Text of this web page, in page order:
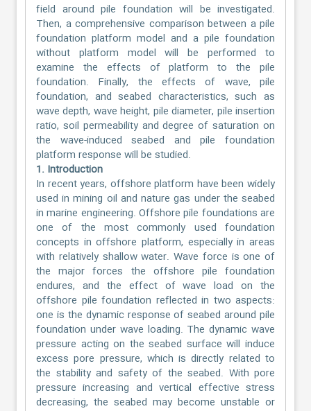
field around pile foundation will be investigated.
Then, a comprehensive comparison between a pile
foundation platform model and a pile foundation
without platform model will be performed to
examine the effects of platform to the pile
foundation. Finally, the effects of wave, pile
foundation, and seabed characteristics, such as
wave depth, wave height, pile diameter, pile insertion
ratio, soil permeability and degree of saturation on
the wave-induced seabed and pile foundation
platform response will be studied.
1. Introduction
In recent years, offshore platform have been widely
used in mining oil and nature gas under the seabed
in marine engineering. Offshore pile foundations are
one of the most commonly used foundation
concepts in offshore platform, especially in areas
with relatively shallow water. Wave force is one of
the major forces the offshore pile foundation
endures, and the effect of wave load on the
offshore pile foundation reflected in two aspects:
one is the dynamic response of seabed around pile
foundation under wave loading. The dynamic wave
pressure acting on the seabed surface will induce
excess pore pressure, which is directly related to
the stability and safety of the seabed. With pore
pressure increasing and vertical effective stress
decreasing, the seabed may become unstable or